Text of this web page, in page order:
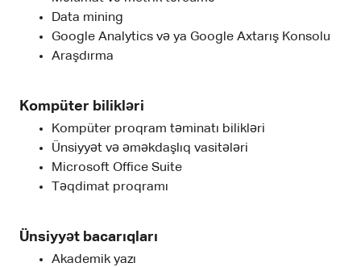
Data mining
Google Analytics və ya Google Axtarış Konsolu
Araşdırma
Kompüter bilikləri
Kompüter proqram təminatı bilikləri
Ünsiyyət və əməkdaşlıq vasitələri
Microsoft Office Suite
Təqdimat proqramı
Ünsiyyət bacarıqları
Akademik yazı